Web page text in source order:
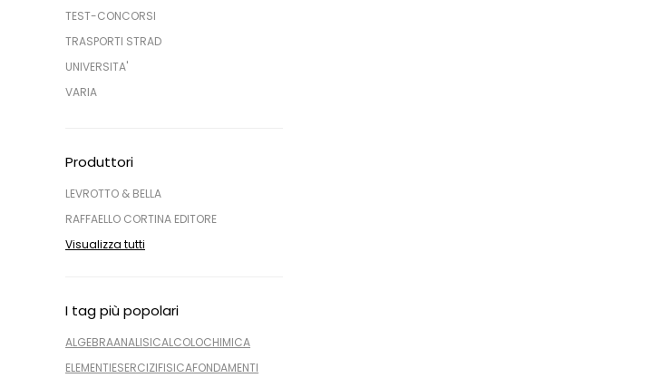
TEST-CONCORSI
TRASPORTI STRAD
UNIVERSITA'
VARIA
Produttori
LEVROTTO & BELLA
RAFFAELLO CORTINA EDITORE
Visualizza tutti
I tag più popolari
ALGEBRAANALISICALCOLOCHIMICA
ELEMENTIESERCIZIFISICAFONDAMENTI